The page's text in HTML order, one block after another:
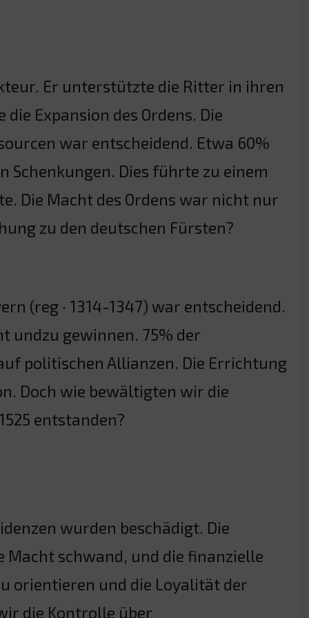
Er unterstützte die Ritter in ihren
Expansion des Ordens. Die
war entscheidend. Etwa 60%
Schenkungen. Dies führte zu einem
Die Macht des Ordens war nicht nur
zu den deutschen Fürsten?
(reg · 1314-1347) war entscheidend.
undzu gewinnen. 75% der
politischen Allianzen. Die Errichtung
Doch wie bewältigten wir die
entstanden?
wurden beschädigt. Die
schwand, und die finanzielle
orientieren und die Loyalität der
die Kontrolle über